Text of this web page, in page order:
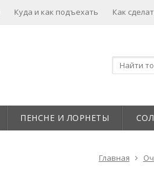
Куда и как подъехать Как
ПЕНСНЕ И ЛОРНЕТЫ
Главная